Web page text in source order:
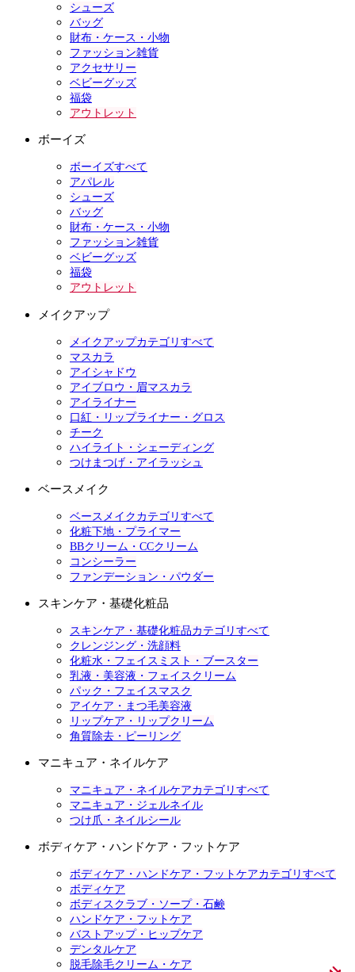
シューズ
バッグ
財布・ケース・小物
ファッション雑貨
アクセサリー
ベビーグッズ
福袋
アウトレット
ボーイズ
ボーイズすべて
アパレル
シューズ
バッグ
財布・ケース・小物
ファッション雑貨
ベビーグッズ
福袋
アウトレット
メイクアップ
メイクアップカテゴリすべて
マスカラ
アイシャドウ
アイブロウ・眉マスカラ
アイライナー
口紅・リップライナー・グロス
チーク
ハイライト・シェーディング
つけまつげ・アイラッシュ
ベースメイク
ベースメイクカテゴリすべて
化粧下地・プライマー
BBクリーム・CCクリーム
コンシーラー
ファンデーション・パウダー
スキンケア・基礎化粧品
スキンケア・基礎化粧品カテゴリすべて
クレンジング・洗顔料
化粧水・フェイスミスト・ブースター
乳液・美容液・フェイスクリーム
パック・フェイスマスク
アイケア・まつ毛美容液
リップケア・リップクリーム
角質除去・ピーリング
マニキュア・ネイルケア
マニキュア・ネイルケアカテゴリすべて
マニキュア・ジェルネイル
つけ爪・ネイルシール
ボディケア・ハンドケア・フットケア
ボディケア・ハンドケア・フットケアカテゴリすべて
ボディケア
ボディスクラブ・ソープ・石鹸
ハンドケア・フットケア
バストアップ・ヒップケア
デンタルケア
脱毛除毛クリーム・ケア